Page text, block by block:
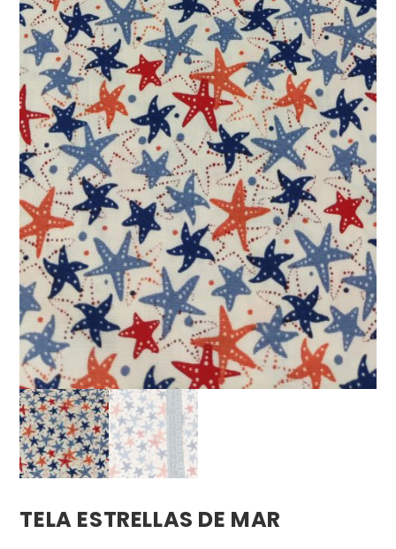
TELA ESTRELLAS DE MAR